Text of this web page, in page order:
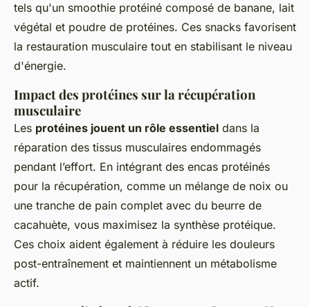
tels qu'un smoothie protéiné composé de banane, lait
végétal et poudre de protéines. Ces snacks favorisent
la restauration musculaire tout en stabilisant le niveau
d'énergie.
Impact des protéines sur la récupération
musculaire
Les protéines jouent un rôle essentiel dans la
réparation des tissus musculaires endommagés
pendant l’effort. En intégrant des encas protéinés
pour la récupération, comme un mélange de noix ou
une tranche de pain complet avec du beurre de
cacahuète, vous maximisez la synthèse protéique.
Ces choix aident également à réduire les douleurs
post-entraînement et maintiennent un métabolisme
actif.